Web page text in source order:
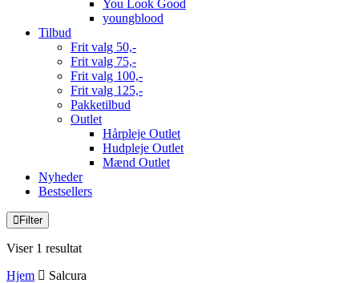
You Look Good
youngblood
Tilbud
Frit valg 50,-
Frit valg 75,-
Frit valg 100,-
Frit valg 125,-
Pakketilbud
Outlet
Hårpleje Outlet
Hudpleje Outlet
Mænd Outlet
Nyheder
Bestsellers
Filter
Viser 1 resultat
Hjem
Salcura